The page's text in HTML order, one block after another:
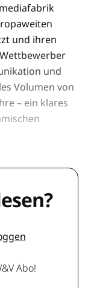
und ihren
und
Volumen von
– ein klares
Abo!